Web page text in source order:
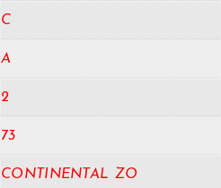
C
A
2
73
CONTINENTAL ZO